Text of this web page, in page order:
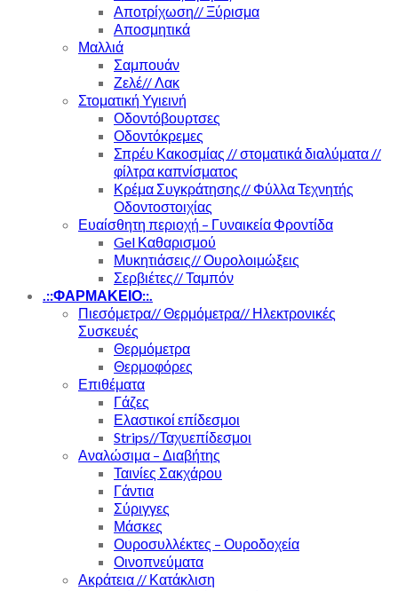
Αποτρίχωση// Ξύρισμα
Αποσμητικά
Μαλλιά
Σαμπουάν
Ζελέ// Λακ
Στοματική Υγιεινή
Οδοντόβουρτσες
Οδοντόκρεμες
Σπρέυ Κακοσμίας // στοματικά διαλύματα //
φίλτρα καπνίσματος
Κρέμα Συγκράτησης// Φύλλα Τεχνητής
Οδοντοστοιχίας
Ευαίσθητη περιοχή – Γυναικεία Φροντίδα
Gel Καθαρισμού
Μυκητιάσεις// Ουρολοιμώξεις
Σερβιέτες// Ταμπόν
.::ΦΑΡΜΑΚΕΙΟ::.
Πιεσόμετρα// Θερμόμετρα// Ηλεκτρονικές
Συσκευές
Θερμόμετρα
Θερμοφόρες
Επιθέματα
Γάζες
Ελαστικοί επίδεσμοι
Strips//Ταχυεπίδεσμοι
Αναλώσιμα – Διαβήτης
Ταινίες Σακχάρου
Γάντια
Σύριγγες
Μάσκες
Ουροσυλλέκτες – Ουροδοχεία
Οινοπνεύματα
Ακράτεια // Κατάκλιση